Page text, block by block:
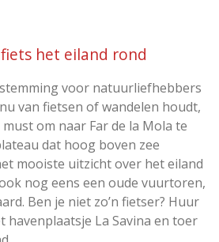
het eiland rond
voor natuurliefhebbers
van fietsen of wandelen houdt,
om naar Far de la Mola te
dat hoog boven zee
mooiste uitzicht over het eiland
nog eens een oude vuurtoren,
Ben je niet zo’n fietser? Huur
havenplaatsje La Savina en toer